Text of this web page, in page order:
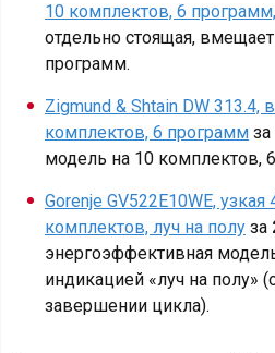
10 комплектов, 6
отдельно стоящая,
программ.
Zigmund & Shtain DW 313.4,
комплектов, 6 программ за
модель на 10 комплектов,
Gorenje GV522E10WE,
комплектов, луч на полу за
энергоэффективная
индикацией «луч на полу»
завершении цикла).